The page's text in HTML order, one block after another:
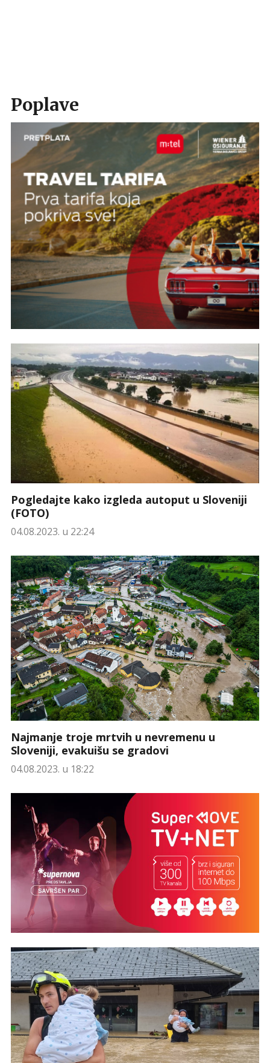
Poplave
Pogledajte kako izgleda autoput u Sloveniji
(FOTO)
04.08.2023. u 22:24
Najmanje troje mrtvih u nevremenu u
Sloveniji, evakuišu se gradovi
04.08.2023. u 18:22